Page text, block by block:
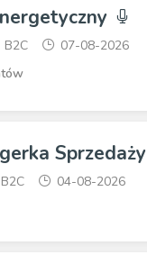
B2C
07-08-2026
Sprzedaży
B2C
04-08-2026